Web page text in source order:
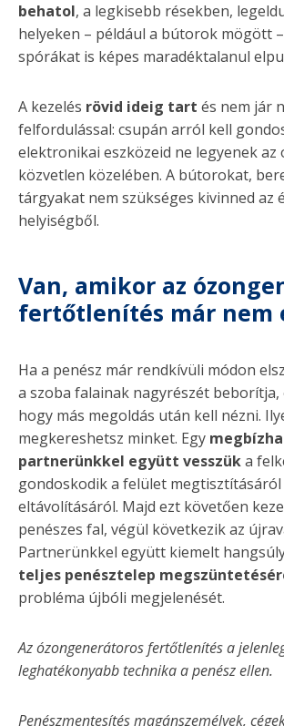
behatol, a legkisebb résekben,
helyeken – például a bútorok mögött
spórákat is képes maradéktalanul
A kezelés rövid ideig tart és nem jár
felfordulással: csupán arról kell
elektronikai eszközeid ne legyenek
közvetlen közelében. A bútorokat,
tárgyakat nem szükséges kivinned az
helyiségből.
Van, amikor az
fertőtlenítés már nem
Ha a penész már rendkívüli módon
a szoba falainak nagyrészét
hogy más megoldás után kell nézni.
megkereshetsz minket. Egy
partnerünkkel együtt vesszüka
gondoskodik a felület megtisztításáról
eltávolításáról. Majd ezt követően
penészes fal, végül következik az
Partnerünkkel együtt kiemelt
teljes penésztelep
probléma újbóli megjelenését.
Az ózongenerátoros fertőtlenítés a
leghatékonyabb technika a penész ellen.
Penészmentesítésmagánszemélyek,